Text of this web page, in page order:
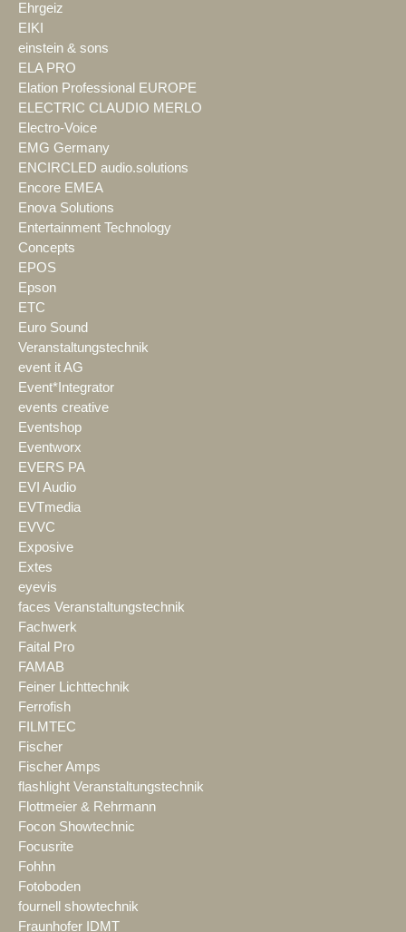
Ehrgeiz
EIKI
einstein & sons
ELA PRO
Elation Professional EUROPE
ELECTRIC CLAUDIO MERLO
Electro-Voice
EMG Germany
ENCIRCLED audio.solutions
Encore EMEA
Enova Solutions
Entertainment Technology
Concepts
EPOS
Epson
ETC
Euro Sound
Veranstaltungstechnik
event it AG
Event*Integrator
events creative
Eventshop
Eventworx
EVERS PA
EVI Audio
EVTmedia
EVVC
Exposive
Extes
eyevis
faces Veranstaltungstechnik
Fachwerk
Faital Pro
FAMAB
Feiner Lichttechnik
Ferrofish
FILMTEC
Fischer
Fischer Amps
flashlight Veranstaltungstechnik
Flottmeier & Rehrmann
Focon Showtechnic
Focusrite
Fohhn
Fotoboden
fournell showtechnik
Fraunhofer IDMT